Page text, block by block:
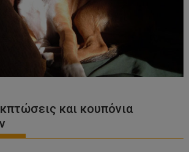
και κουπόνια